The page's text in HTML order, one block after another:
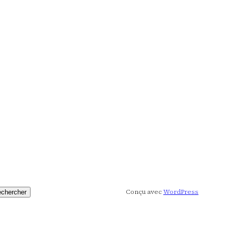
Conçu avecWordPress